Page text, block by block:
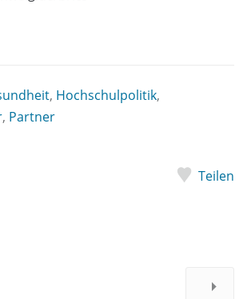
, Hochschulpolitik,
, Partner
Teilen